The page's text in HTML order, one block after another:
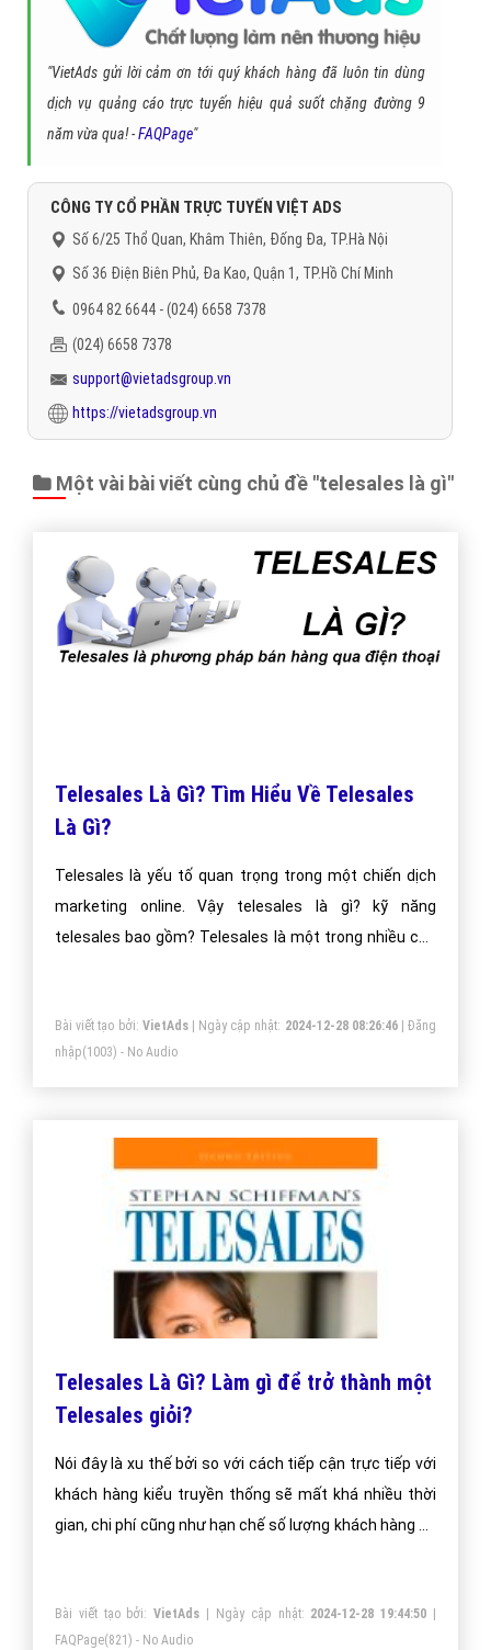
"VietAds gửi lời cảm ơn tới quý khách hàng đã luôn tin dùng
dịch vụ quảng cáo trực tuyến hiệu quả suốt chặng đường 9
năm vừa qua! -FAQPage"
CÔNG TY CỔ PHẦN TRỰC TUYẾN VIỆT ADS
Số 6/25 Thổ Quan, Khâm Thiên, Đống Đa, TP.Hà Nội
Số 36 Điện Biên Phủ, Đa Kao, Quận 1, TP.Hồ Chí Minh
0964 82 6644 - (024) 6658 7378
(024) 6658 7378
support@vietadsgroup.vn
https://vietadsgroup.vn
Một vài bài viết cùng chủ đề "telesales là gì"
Telesales Là Gì? Tìm Hiểu Về Telesales
Là Gì?
Telesales là yếu tố quan trọng trong một chiến dịch
marketing online. Vậy telesales là gì? kỹ năng
telesales bao gồm? Telesales là một trong nhiều các
khách hàng.
Bài viết tạo bởi: VietAds| Ngày cập nhật: 2024-12-28 08:26:46|Đăng
nhập(1003) - No Audio
Telesales Là Gì? Làm gì để trở thành một
Telesales giỏi?
Nói đây là xu thế bởi so với cách tiếp cận trực tiếp với
khách hàng kiểu truyền thống sẽ mất khá nhiều thời
gian, chi phí cũng như hạn chế số lượng khách hàng có
Bài viết tạo bởi:VietAds | Ngày cập nhật: 2024-12-28 19:44:50 |
FAQPage(821) - No Audio